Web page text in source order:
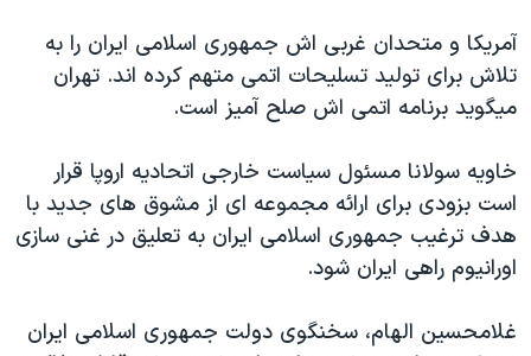
نرگس محمدی برنده جایزه نوبل صلح
همایش محافظه‌کاران آمریکا «سی‌پک»
صفحه‌های ویژه
سفر پرزیدنت ترامپ به چین
آمريکا و متحدان غربی اش جمهوری اسلامی ايران را به
تلاش برای توليد تسليحات اتمی متهم کرده اند. تهران
ميگويد برنامه اتمی اش صلح آميز است.
خاويه سولانا مسئول سياست خارجی اتحاديه اروپا قرار
است بزودی برای ارائه مجموعه ای از مشوق های جديد با
هدف ترغيب جمهوری اسلامی ايران به تعليق در غنی سازی
اورانيوم راهی ايران شود.
غلامحسين الهام، سخنگوی دولت جمهوری اسلامی ايران